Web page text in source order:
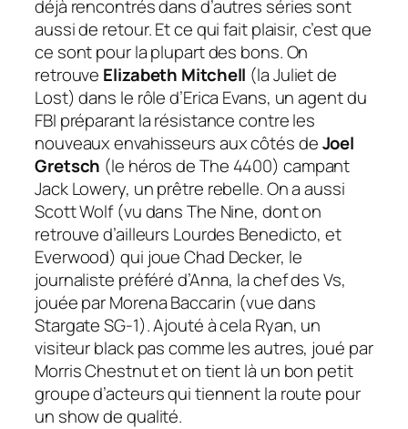
déjà rencontrés dans d’autres séries sont
aussi de retour. Et ce qui fait plaisir, c’est que
ce sont pour la plupart des bons. On
retrouve Elizabeth Mitchell (la Juliet de
Lost) dans le rôle d’Erica Evans, un agent du
FBI préparant la résistance contre les
nouveaux envahisseurs aux côtés deJoel
Gretsch (le héros de The 4400) campant
Jack Lowery, un prêtre rebelle. On a aussi
Scott Wolf (vu dans The Nine, dont on
retrouve d’ailleurs Lourdes Benedicto, et
Everwood) qui joue Chad Decker, le
journaliste préféré d’Anna, la chef des Vs,
jouée par Morena Baccarin (vue dans
Stargate SG-1). Ajouté à cela Ryan, un
visiteur black pas comme les autres, joué par
Morris Chestnut et on tient là un bon petit
groupe d’acteurs qui tiennent la route pour
un showde qualité.